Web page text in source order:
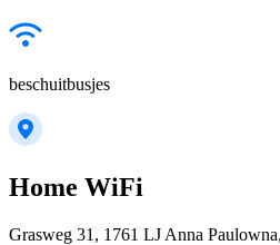
beschuitbusjes
Home WiFi
Grasweg 31, 1761 LJ Anna